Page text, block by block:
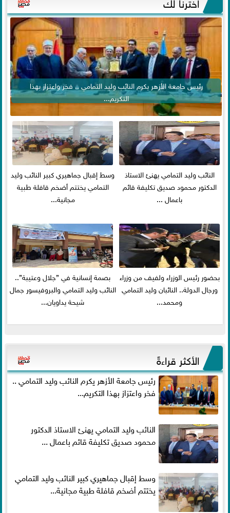
رئيس جامعة الأزهر يكرم النائب وليد التمامي .. فخر واعتزاز بهذا
التكريم...
النائب وليد التمامي يهنئ الاستاذ
الدكتور محمود صديق تكليفة قائم
باعمال ...
وسط إقبال جماهيري كبير النائب وليد
التمامي يختتم أضخم قافلة طبية
مجانية...
بحضور رئيس الوزراء ولفيف من وزراء
ورجال الدولة.. النائبان وليد التمامي
ومحمد...
بصمة إنسانية في ”جلال وعتيبة”..
النائب وليد التمامي والبروفيسور جمال
شيحة يداويان...
الأكثر قراءةً
رئيس جامعة الأزهر يكرم النائب وليد التمامي ..
فخر واعتزاز بهذا التكريم...
النائب وليد التمامي يهنئ الاستاذ الدكتور
محمود صديق تكليفة قائم باعمال ...
وسط إقبال جماهيري كبير النائب وليد التمامي
يختتم أضخم قافلة طبية مجانية...